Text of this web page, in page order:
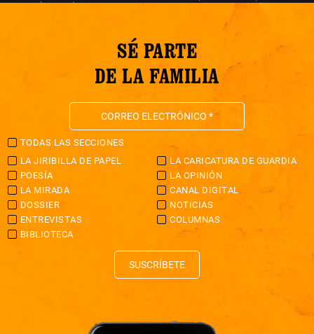
SÉ PARTE
DE LA FAMILIA
TODAS LAS SECCIONES
LA JIRIBILLA DE PAPEL
LA CARICATURA DE GUARDIA
POESÍA
LA OPINIÓN
LA MIRADA
CANAL DIGITAL
DOSSIER
NOTICIAS
ENTREVISTAS
COLUMNAS
BIBLIOTECA
SUSCRÍBETE